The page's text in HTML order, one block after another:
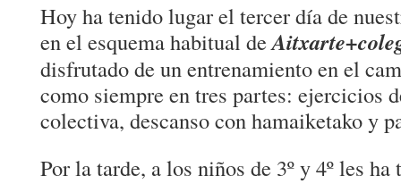
Hoy ha tenido lugar el tercer día de
en el esquema habitual de
disfrutado de un entrenamiento en el
como siempre en tres partes: ejercicios
colectiva, descanso con hamaiketako y
Por la tarde, a los niños de 3º y 4º les